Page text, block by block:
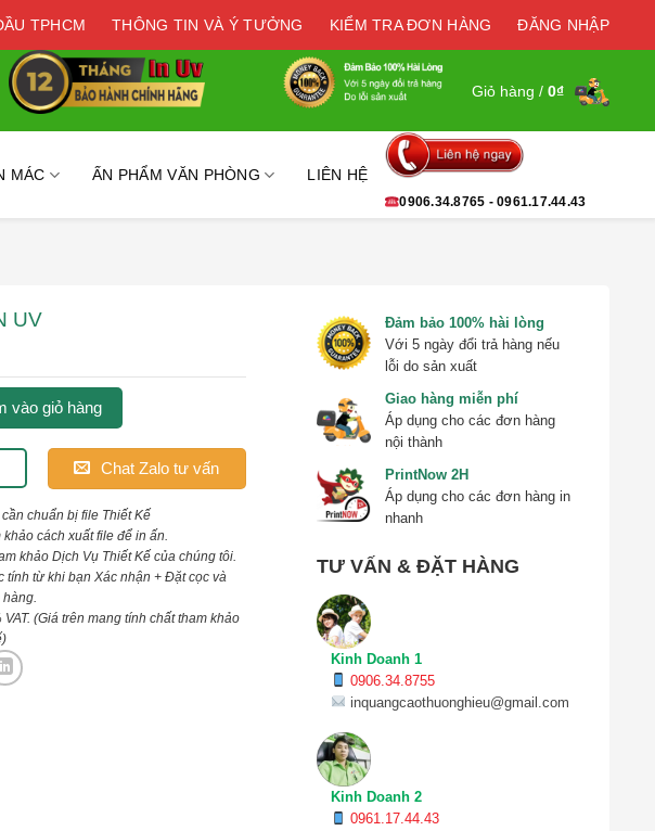
TPHCM THÔNG TIN VÀ Ý TƯỞNG KIỂM TRA ĐƠN HÀNG ĐĂNG NHẬP
Giỏ hàng / 0₫
MÁC ẤN PHẨM VĂN PHÒNG LIÊN HỆ
0906.34.8765 - 0961.17.44.43
UV
vào giỏ hàng
Chat Zalo tư vấn
chuẩn bị file Thiết Kế
cách xuất file để in ấn.
khảo Dịch Vụ Thiết Kế của chúng tôi.
tính từ khi bạn Xác nhận + Đặt cọc và
(Giá trên mang tính chất tham khảo
Đảm bảo 100% hài lòng
Với 5 ngày đổi trả hàng nếu
lỗi do sản xuất
Giao hàng miễn phí
Áp dụng cho các đơn hàng
nội thành
PrintNow 2H
Áp dụng cho các đơn hàng in
nhanh
TƯ VẤN & ĐẶT HÀNG
Kinh Doanh 1
0906.34.8755
inquangcaothuonghieu@gmail.com
Kinh Doanh 2
0961.17.44.43